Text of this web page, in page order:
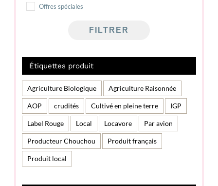
Offres spéciales
FILTRER
Étiquettes produit
Agriculture Biologique Agriculture Raisonnée
AOP crudités Cultivé en pleine terre IGP
Label Rouge Local Locavore Par avion
Producteur Chouchou Produit français
Produit local